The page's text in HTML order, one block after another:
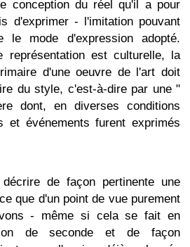
conception du réel qu'il a pour
d'exprimer - l'imitation pouvant
le mode d'expression adopté.
représentation est culturelle, la
d'une oeuvre de l'art doit
du style, c'est-à-dire par une "
dont, en diverses conditions
et événements furent exprimés
de façon pertinente une
que d'un point de vue purement
- même si cela se fait en
de seconde et de façon